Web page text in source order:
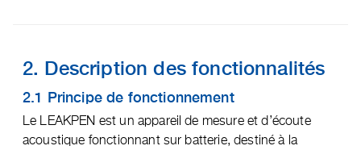
2. Description des fonctionnalités
2.1 Principe de fonctionnement
Le LEAKPEN est un appareil de mesure et d’écoute
acoustique fonctionnant sur batterie, destiné à la